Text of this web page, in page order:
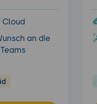
Cloud
an die